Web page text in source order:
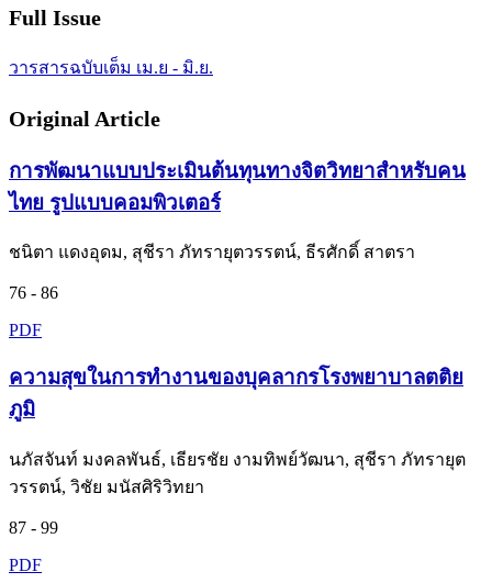
Full Issue
วารสารฉบับเต็ม เม.ย - มิ.ย.
Original Article
การพัฒนาแบบประเมินต้นทุนทางจิตวิทยาสำหรับคน
ไทย รูปแบบคอมพิวเตอร์
ชนิตา แดงอุดม, สุชีรา ภัทรายุตวรรตน์, ธีรศักดิ์ สาตรา
76 - 86
PDF
ความสุขในการทำงานของบุคลากรโรงพยาบาลตติย
ภูมิ
นภัสจันท์ มงคลพันธ์, เธียรชัย งามทิพย์วัฒนา, สุชีรา ภัทรายุต
วรรตน์, วิชัย มนัสศิริวิทยา
87 - 99
PDF